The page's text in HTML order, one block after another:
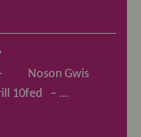
– Noson Gwis
10fed – …